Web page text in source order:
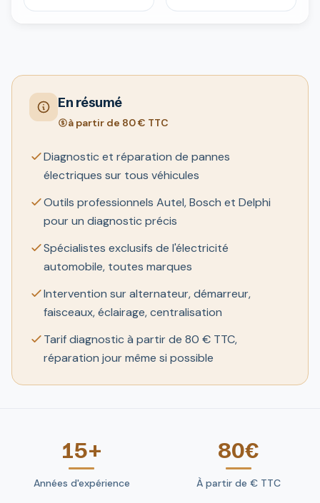
En résumé
à partir de 80 € TTC
Diagnostic et réparation de pannes
électriques sur tous véhicules
Outils professionnels Autel, Bosch et Delphi
pour un diagnostic précis
Spécialistes exclusifs de l'électricité
automobile, toutes marques
Intervention sur alternateur, démarreur,
faisceaux, éclairage, centralisation
Tarif diagnostic à partir de 80 € TTC,
réparation jour même si possible
15+
Années d'expérience
80€
À partir de € TTC